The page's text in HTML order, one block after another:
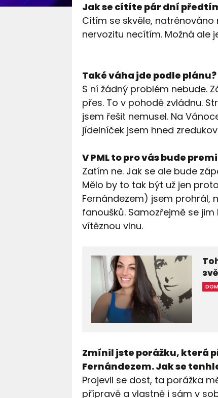
Jak se cítíte pár dní
Cítím se skvěle, natrénováno
nervozitu necítím. Možná ale
Také váha jde podle plánu?
S ní žádný problém nebude.
přes. To v pohodě zvládnu.
jsem řešit nemusel. Na
jídelníček jsem hned
V PML to pro vás bude
Zatím ne. Jak se ale bude
Mělo by to tak být už jen
Fernándezem) jsem prohrál,
fanoušků. Samozřejmě se
vítěznou vlnu.
Zmínil jste porážku, která
Fernándezem. Jak se
Projevil se dost, ta porážka
přípravě a vlastně i sám v